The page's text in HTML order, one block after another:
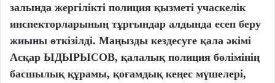
залында жергілікті полиция қызметі учаскелік
инспекторларының тұрғындар алдында есеп беру
жиыны өткізілді. Маңызды кездесуге қала әкімі
Асқар ЫДЫРЫСОВ, қалалық полиция бөлімінің
басшылық құрамы, қоғамдық кеңес мүшелері,